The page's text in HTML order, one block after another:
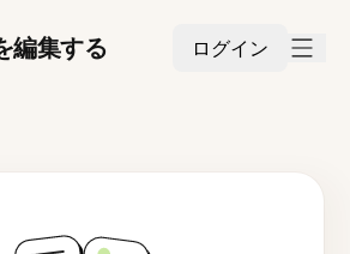
編集する ログイン